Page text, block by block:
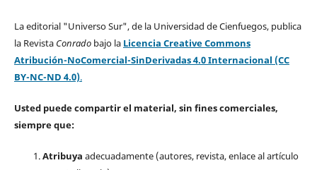
La editorial "Universo Sur", de la Universidad de Cienfuegos, publica
la Revista Conradobajo la Licencia Creative Commons
Atribución-NoComercial-SinDerivadas 4.0 Internacional (CC
BY-NC-ND 4.0).
Usted puede compartir el material, sin fines comerciales,
siempre que:
Atribuya adecuadamente (autores, revista, enlace al artículo